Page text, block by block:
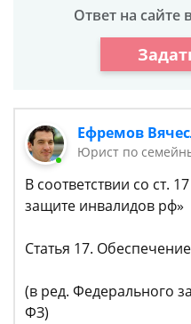
Ответ на сайте
Ефремов
Юрист по
В соответствии со ст.
защите инвалидов рф»
Статья 17.
(в ред. Федерального
ФЗ)